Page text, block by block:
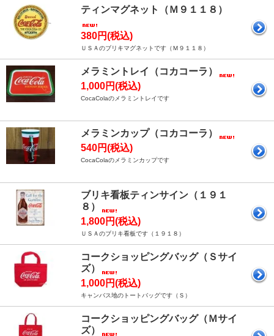
ティンマグネット（Ｍ９１１８）
380円(税込)
ＵＳＡのブリキマグネットです（Ｍ９１１８）
メラミントレイ（コカコーラ）
1,000円(税込)
CocaColaのメラミントレイです
メラミンカップ（コカコーラ）
540円(税込)
CocaColaのメラミンカップです
ブリキ看板ティンサイン（１９１
８）
1,800円(税込)
ＵＳＡのブリキ看板です（１９１８）
コークショッピングバッグ（Ｓサイ
ズ）
1,000円(税込)
キャンバス地のトートバッグです（Ｓ）
コークショッピングバッグ（Ｍサイ
ズ）